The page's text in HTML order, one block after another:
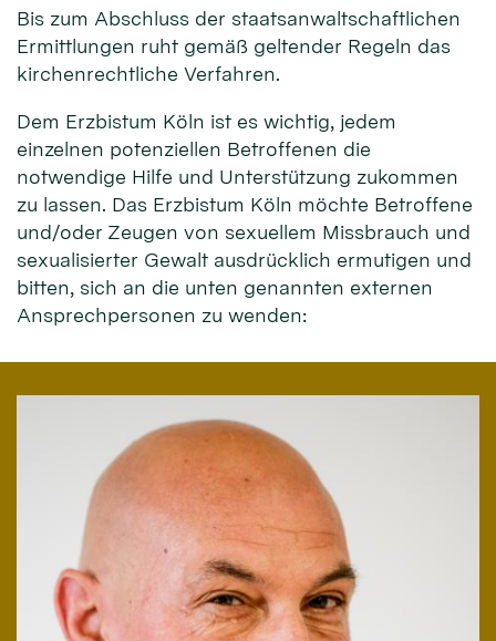
Bis zum Abschluss der staatsanwaltschaftlichen
Ermittlungen ruht gemäß geltender Regeln das
kirchenrechtliche Verfahren.
Dem Erzbistum Köln ist es wichtig, jedem
einzelnen potenziellen Betroffenen die
notwendige Hilfe und Unterstützung zukommen
zu lassen. Das Erzbistum Köln möchte Betroffene
und/oder Zeugen von sexuellem Missbrauch und
sexualisierter Gewalt ausdrücklich ermutigen und
bitten, sich an die unten genannten externen
Ansprechpersonen zu wenden: